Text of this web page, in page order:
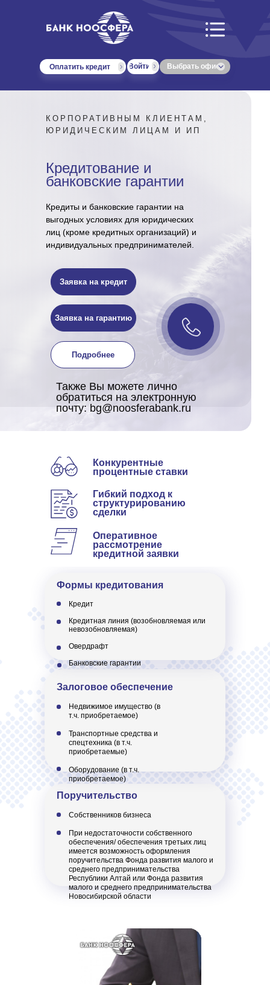
Войти Выбрать офис
Оплатить кредит
КОРПОРАТИВНЫМ КЛИЕНТАМ,
ЮРИДИЧЕСКИМ ЛИЦАМ И ИП
Заявка на кредит
Подробнее
Кредитование и
банковские гарантии
Кредиты и банковские гарантии на
выгодных условиях для юридических
лиц (кроме кредитных организаций) и
индивидуальных предпринимателей.
Заявка на гарантию
Также Вы можете лично
обратиться на электронную
почту: bg@noosferabank.ru
Конкурентные
процентные ставки
Оперативное
рассмотрение
кредитной заявки
Гибкий подход к
структурированию
сделки
Формы кредитования
Кредит
Кредитная линия (возобновляемая или
невозобновляемая)
Овердрафт
Банковские гарантии
Залоговое обеспечение
Недвижимое имущество (в
т.ч. приобретаемое)
Транспортные средства и
спецтехника (в т.ч.
приобретаемые)
Оборудование (в т.ч.
приобретаемое)
Поручительство
Собственников бизнеса
При недостаточности собственного
обеспечения/ обеспечения третьих лиц
имеется возможность оформления
поручительства Фонда развития малого и
среднего предпринимательства
Республики Алтай или Фонда развития
малого и среднего предпринимательства
Новосибирской области